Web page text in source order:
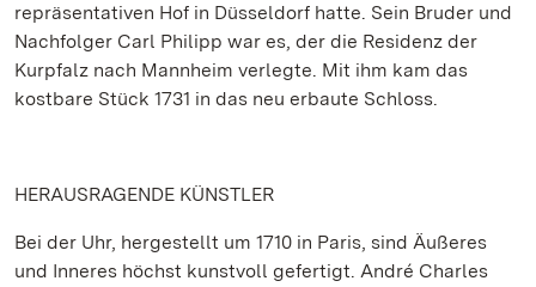
repräsentativen Hof in Düsseldorf hatte. Sein Bruder und
Nachfolger Carl Philipp war es, der die Residenz der
Kurpfalz nach Mannheim verlegte. Mit ihm kam das
kostbare Stück 1731 in das neu erbaute Schloss.
HERAUSRAGENDE KÜNSTLER
Bei der Uhr, hergestellt um 1710 in Paris, sind Äußeres
und Inneres höchst kunstvoll gefertigt. André Charles